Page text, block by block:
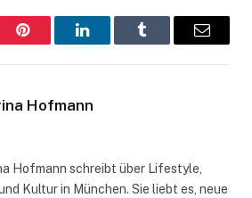
Pinterest LinkedInTumblr Email
Hofmann
Hofmann schreibt über Lifestyle,
Kultur in München. Sie liebt es, neue